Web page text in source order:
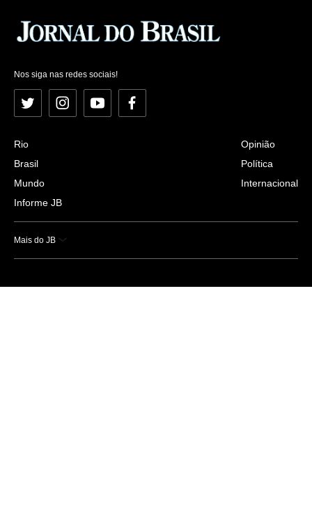
Nos siga nas redes sociais!
Twitter InstagramYouTubeFacebook
Rio
Brasil
Mundo
Informe JB
Opinião
Política
Internacional
Mais do JB
Esportes